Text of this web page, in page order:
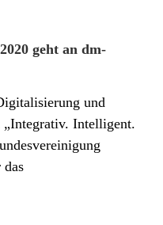
geht an dm-
und
Intelligent.